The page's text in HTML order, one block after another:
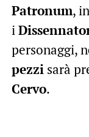
Patronum,
i
personaggi,
pezzisarà
Cervo.